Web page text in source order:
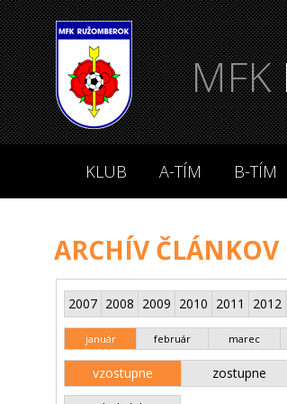
MFK
KLUB A-TÍM B-TÍM
ARCHÍV ČLÁNKOV
2007 2008 2009 2010 2011 2012
január február marec
vzostupne zostupne